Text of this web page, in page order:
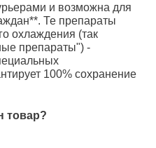
и возможна для
Те препараты
охлаждения (так
препараты") -
100% сохранение
товар?